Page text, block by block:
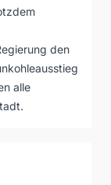
den
alle